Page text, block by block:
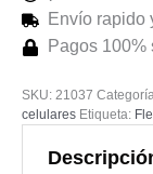
Envío rapido
Pagos 100%
SKU: 21037
celulares Etiqueta: